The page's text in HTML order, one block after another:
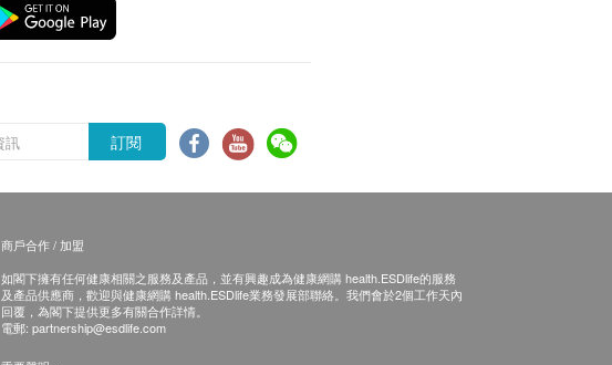
訂閱
商戶合作 / 加盟
如閣下擁有任何健康相關之服務及產品，並有興趣成為健康網購 health.ESDlife的服務
及產品供應商，歡迎與健康網購 health.ESDlife業務發展部聯絡。我們會於2個工作天內
回覆，為閣下提供更多有關合作詳情。
電郵: partnership@esdlife.com